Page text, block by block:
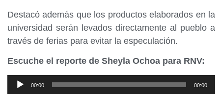
Destacó además que los productos elaborados en la
universidad serán levados directamente al pueblo a
través de ferias para evitar la especulación.
Escuche el reporte de Sheyla Ochoa para RNV:
Reproductor
00:00 00:00